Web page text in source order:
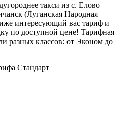
такси из с. Елово
(Луганская Народная
интересующий вас тариф и
по доступной цене! Тарифная
разных классов: от Эконом до